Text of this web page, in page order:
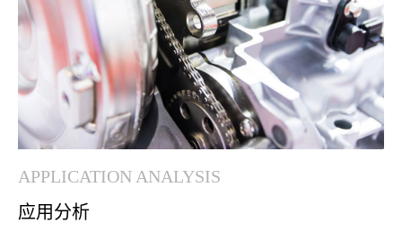
APPLICATION ANALYSIS
应用分析